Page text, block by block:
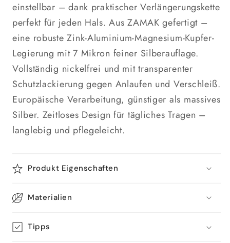
einstellbar – dank praktischer Verlängerungskette
perfekt für jeden Hals. Aus ZAMAK gefertigt –
eine robuste Zink-Aluminium-Magnesium-Kupfer-
Legierung mit 7 Mikron feiner Silberauflage.
Vollständig nickelfrei und mit transparenter
Schutzlackierung gegen Anlaufen und Verschleiß.
Europäische Verarbeitung, günstiger als massives
Silber. Zeitloses Design für tägliches Tragen –
langlebig und pflegeleicht.
Produkt Eigenschaften
Materialien
Tipps